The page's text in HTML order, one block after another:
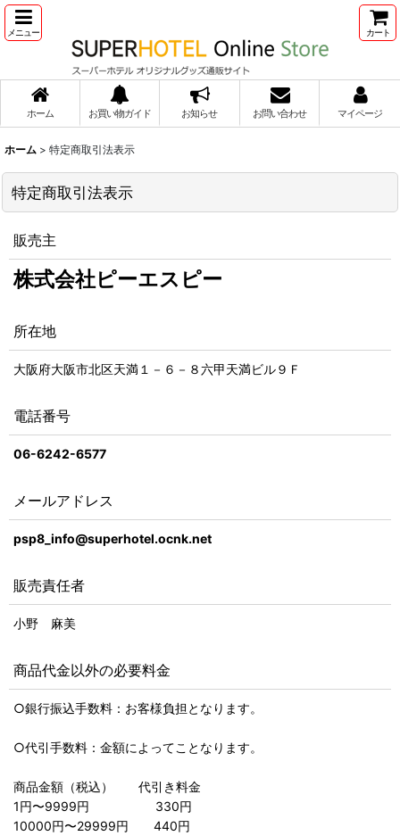
メニュー カート
ホーム お買い物ガイド お知らせ お問い合わせ マイページ
ホーム > 特定商取引法表示
特定商取引法表示
販売主
株式会社ピーエスピー
所在地
大阪府大阪市北区天満１－６－８六甲天満ビル９Ｆ
電話番号
06-6242-6577
メールアドレス
psp8_info@superhotel.ocnk.net
販売責任者
小野 麻美
商品代金以外の必要料金
○銀行振込手数料：お客様負担となります。
○代引手数料：金額によってことなります。
商品金額（税込） 代引き料金
1円〜9999円 330円
10000円〜29999円 440円